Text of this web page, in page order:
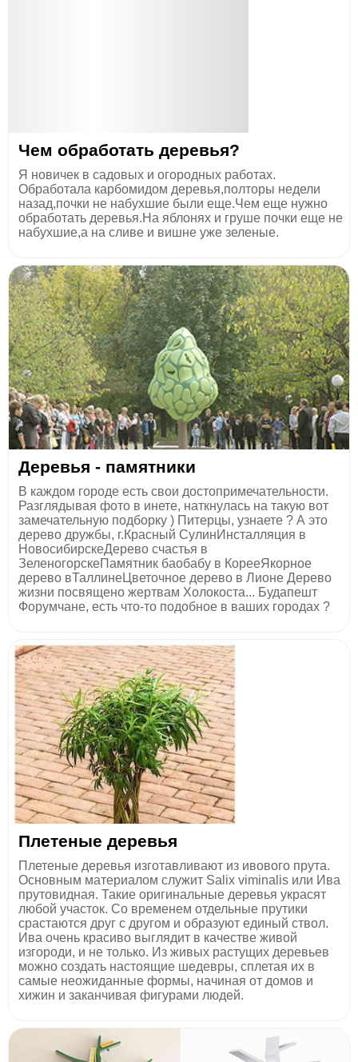
Чем обработать деревья?
Я новичек в садовых и огородных работах.
Обработала карбомидом деревья,полторы недели
назад,почки не набухшие были еще.Чем еще нужно
обработать деревья.На яблонях и груше почки еще не
набухшие,а на сливе и вишне уже зеленые.
Деревья - памятники
В каждом городе есть свои достопримечательности.
Разглядывая фото в инете, наткнулась на такую вот
замечательную подборку ) Питерцы, узнаете ? А это
дерево дружбы, г.Красный СулинИнсталляция в
НовосибирскеДерево счастья в
ЗеленогорскеПамятник баобабу в КорееЯкорное
дерево вТаллинеЦветочное дерево в Лионе Дерево
жизни посвящено жертвам Холокоста... Будапешт
Форумчане, есть что-то подобное в ваших городах ?
Плетеные деревья
Плетеные деревья изготавливают из ивового прута.
Основным материалом служит Salix viminalis или Ива
прутовидная. Такие оригинальные деревья украсят
любой участок. Со временем отдельные прутики
срастаются друг с другом и образуют единый ствол.
Ива очень красиво выглядит в качестве живой
изгороди, и не только. Из живых растущих деревьев
можно создать настоящие шедевры, сплетая их в
самые неожиданные формы, начиная от домов и
хижин и заканчивая фигурами людей.